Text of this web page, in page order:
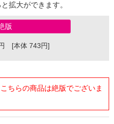
拡大ができます。
版
[本体 743円]
ちらの商品は絶版でございま